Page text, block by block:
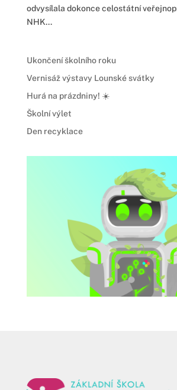
odvysílala dokonce celostátní
NHK...
Ukončení školního roku
Vernisáž výstavy Lounské svátky
Hurá na prázdniny! ☀️
Školní výlet
Den recyklace